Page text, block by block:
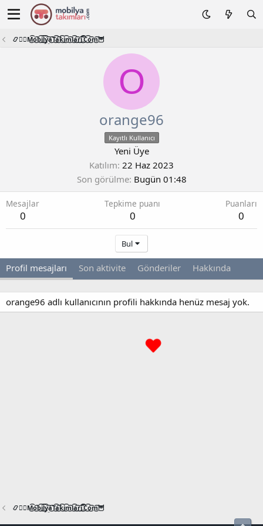
📿🧙‍♂️M͜͡o͜͡b͜͡i͜͡l͜͡y͜͡a͜͡T͜͡a͜͡k͜͡i͜͡m͜͡l͜͡a͜͡r͜͡i͜͡.͜͡C͜͡o͜͡m͜͡🦉
O
orange96
Kayıtlı Kullanıcı
Yeni Üye
Katılım 22 Haz 2023
Son görülme Bugün 01:48
Mesajlar
0
Tepkime puanı
0
Puanları
0
Bul
Profil mesajları Son aktivite Gönderiler Hakkında
orange96 adlı kullanıcının profili hakkında henüz mesaj yok.
📿🧙‍♂️M͜͡o͜͡b͜͡i͜͡l͜͡y͜͡a͜͡T͜͡a͜͡k͜͡i͜͡m͜͡l͜͡a͜͡r͜͡i͜͡.͜͡C͜͡o͜͡m͜͡🦉